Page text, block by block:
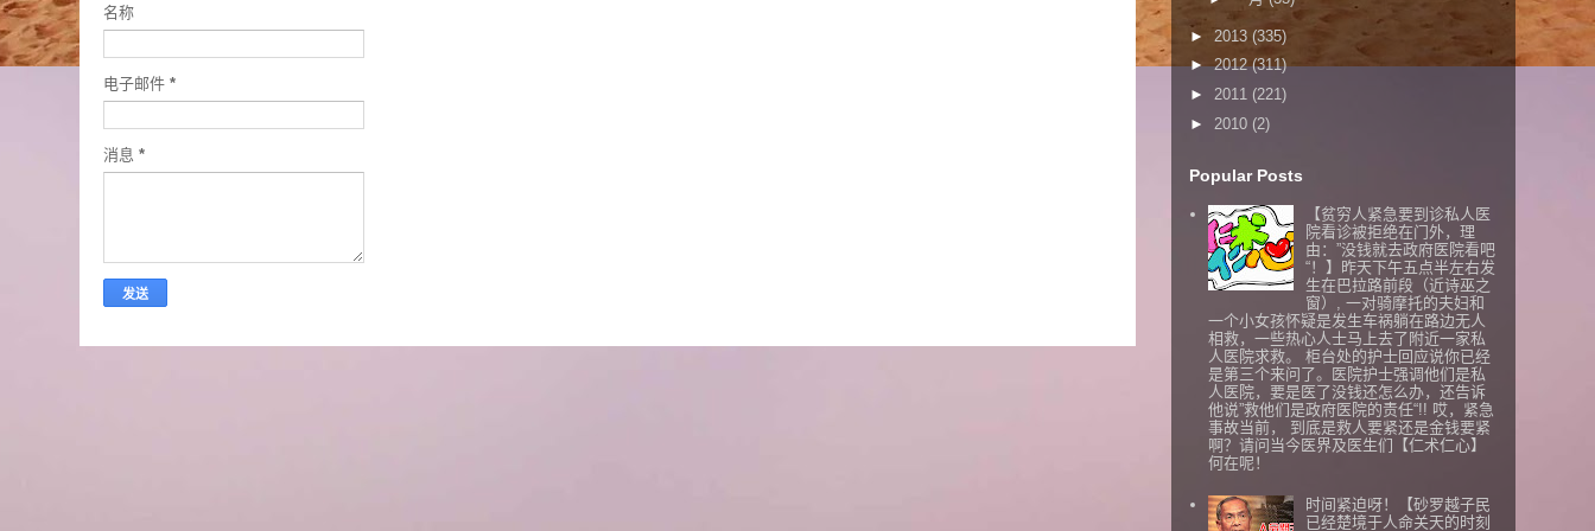
名称
电子邮件 *
消息 *
► 2013 (335)
►2012(311)
► 2011 (221)
► 2010 (2)
Popular Posts
【贫穷人紧急要到诊私人医
院看诊被拒绝在门外，理
由：”没钱就去政府医院看吧
“！】昨天下午五点半左右发
生在巴拉路前段（近诗巫之
窗）, 一对骑摩托的夫妇和
一个小女孩怀疑是发生车祸躺在路边无人
相救，一些热心人士马上去了附近一家私
人医院求救。 柜台处的护士回应说你已经
是第三个来问了。医院护士强调他们是私
人医院，要是医了没钱还怎么办，还告诉
他说”救他们是政府医院的责任“!! 哎，紧急
事故当前， 到底是救人要紧还是金钱要紧
啊？请问当今医界及医生们【仁术仁心】
何在呢！
时间紧迫呀！【砂罗越子民
已经楚境于人命关天的时刻